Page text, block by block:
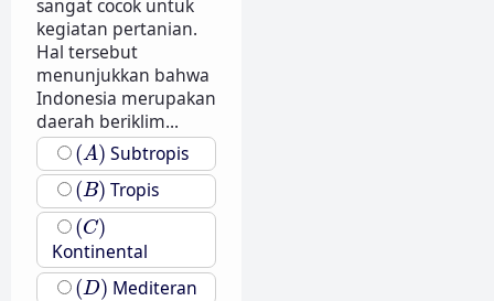
sangat cocok untuk
kegiatan pertanian.
Hal tersebut
menunjukkan bahwa
Indonesia merupakan
daerah beriklim...
(A)
(A) Subtropis
(B)
(B) Tropis
(C)
(C)
Kontinental
(D)
(D) Mediteran